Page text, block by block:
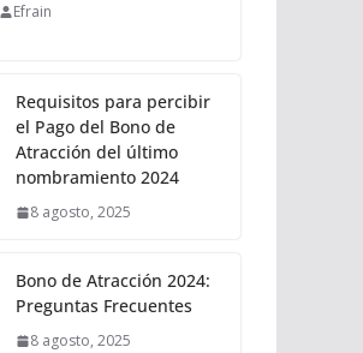
Efrain
Requisitos para percibir
el Pago del Bono de
Atracción del último
nombramiento 2024
8 agosto, 2025
Bono de Atracción 2024:
Preguntas Frecuentes
8 agosto, 2025